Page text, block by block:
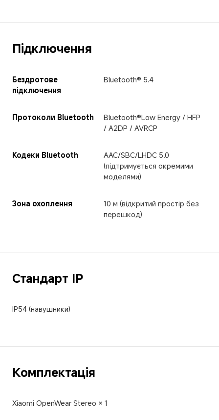
Підключення
Бездротове
підключення
Bluetooth® 5.4
Протоколи Bluetooth
Bluetooth®Low Energy / HFP
/ A2DP / AVRCP
Кодеки Bluetooth
AAC/SBC/LHDC 5.0
(підтримується окремими
моделями)
Зона охоплення
10 м (відкритий простір без
перешкод)
Стандарт IP
IP54 (навушники)
Комплектація
Xiaomi OpenWear Stereo × 1